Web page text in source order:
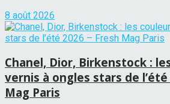
8 août 2026
Chanel, Dior, Birkenstock :
vernis à ongles stars de l’été
Mag Paris